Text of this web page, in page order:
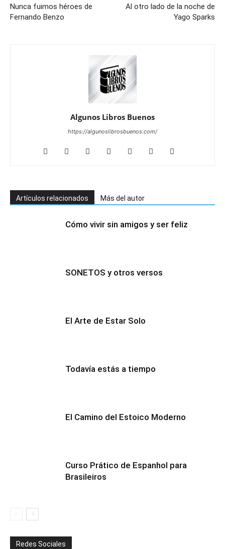
Nunca fuimos héroes de
Fernando Benzo
Al otro lado de la noche de
Yago Sparks
Algunos Libros Buenos
https://algunoslibrosbuenos.com/
Artículos relacionados Más del autor
Cómo vivir sin amigos y ser feliz
SONETOS y otros versos
El Arte de Estar Solo
Todavía estás a tiempo
El Camino del Estoico Moderno
Curso Prático de Espanhol para
Brasileiros
Redes Sociales